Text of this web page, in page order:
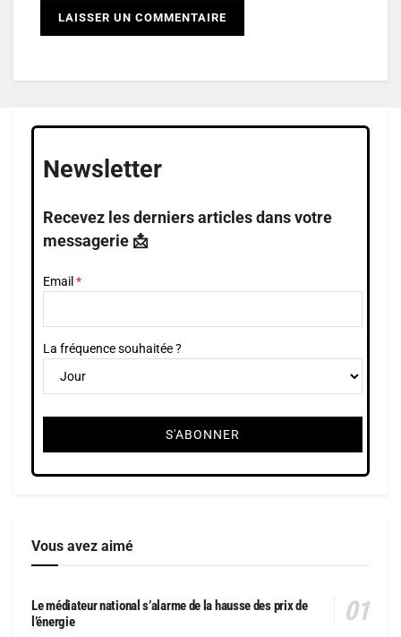
Newsletter
Recevez les derniers articles dans votre
messagerie 📩
Email
La fréquence souhaitée ?
Vous avez aimé
Le médiateur national s’alarme de la hausse des prix de
l’énergie